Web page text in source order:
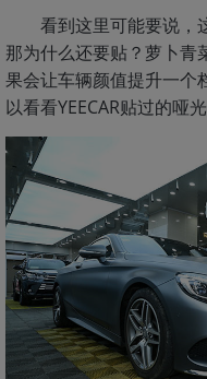
看到这里可能要说，
那为什么还要贴？萝卜青
果会让车辆颜值提升一个
以看看YEECAR贴过的哑